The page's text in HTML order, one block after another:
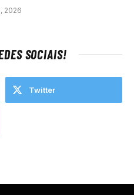
2026
SOCIAIS!
Twitter